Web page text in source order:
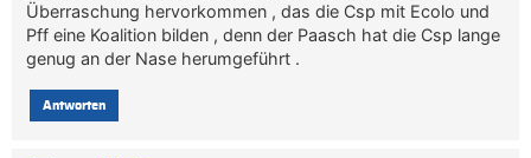
Überraschung hervorkommen , das die Csp mit Ecolo und
Pff eine Koalition bilden , denn der Paasch hat die Csp lange
genug an der Nase herumgeführt .
Antworten